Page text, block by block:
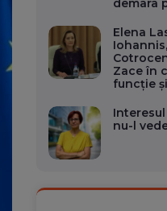
demara
Elena
Zace în
funcție
nu-l